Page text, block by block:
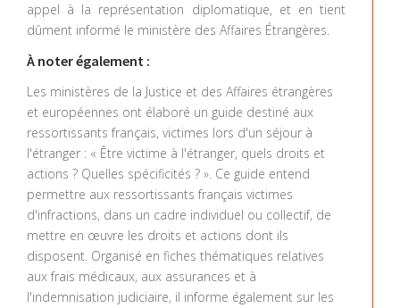
appel à la représentation diplomatique, et en tient
dûment informé le ministère des Affaires Étrangères.
À noter également :
Les ministères de la Justice et des Affaires étrangères
et européennes ont élaboré un guide destiné aux
ressortissants français, victimes lors d'un séjour à
l'étranger : « Être victime à l'étranger, quels droits et
actions ? Quelles spécificités ? ». Ce guide entend
permettre aux ressortissants français victimes
d'infractions, dans un cadre individuel ou collectif, de
mettre en œuvre les droits et actions dont ils
disposent. Organisé en fiches thématiques relatives
aux frais médicaux, aux assurances et à
l'indemnisation judiciaire, il informe également sur les